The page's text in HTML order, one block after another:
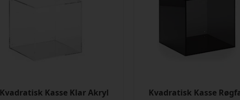
Kvadratisk Kasse Klar Akryl
Kvadratisk Kasse